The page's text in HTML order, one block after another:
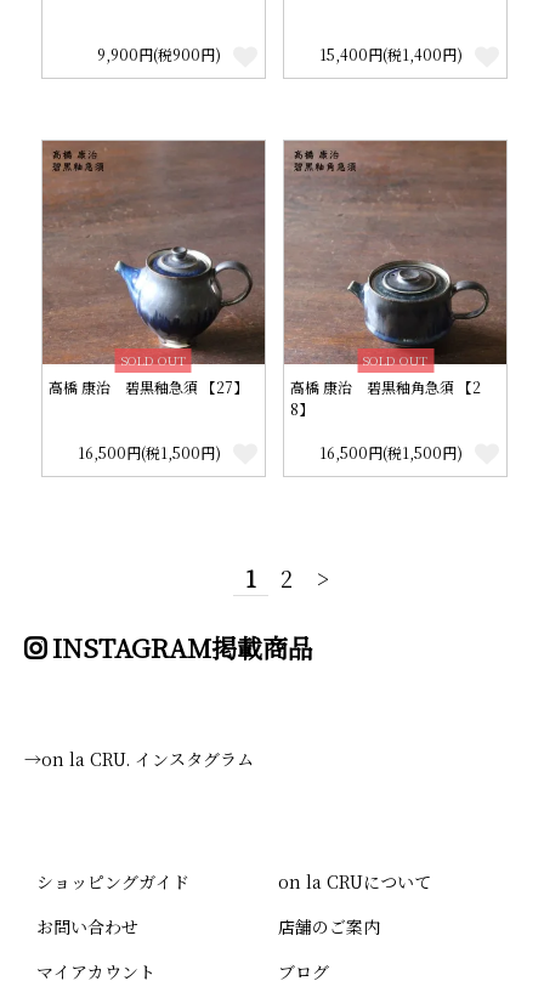
9,900円(税900円) 15,400円(税1,400円)
SOLD OUT
高橋 康治 碧黒釉急須 【27】
16,500円(税1,500円)
SOLD OUT
高橋 康治 碧黒釉角急須 【2
8】
16,500円(税1,500円)
1 2 >
INSTAGRAM掲載商品
→on la CRU. インスタグラム
ショッピングガイド
お問い合わせ
マイアカウント
on la CRUについて
店舗のご案内
ブログ